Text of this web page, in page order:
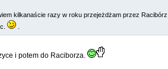
kilkanaście razy w roku przejeżdżam przez
.
i potem do Raciborza.